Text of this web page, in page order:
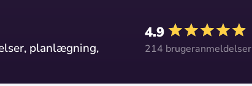
planlægning,
4.9
214 brugeranmeldelser